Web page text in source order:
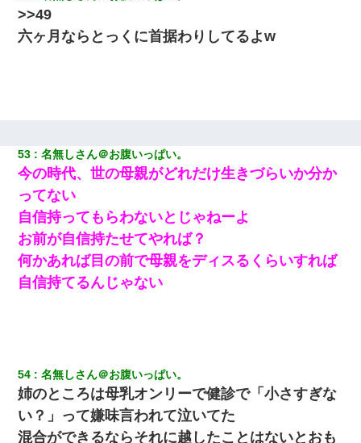
>>49
六ヶ月ならとっくに首据わりしてるよw
53 名無しさん＠お腹いっぱい。
今の時代、世の母親がどれだけ生きづらいか分か
ってない
自信持ってもらわないとじゃねーよ
お前が自信持たせてやれば？
何かあれば目の前で母親をディスるくらいすれば
自信持てるんじゃない
54 名無しさん＠お腹いっぱい。
姉のところは母乳オンリーで健診で「小さすぎな
い？」って嫌味言われて泣いてた
混合ができるならそれに越したことはないとおも